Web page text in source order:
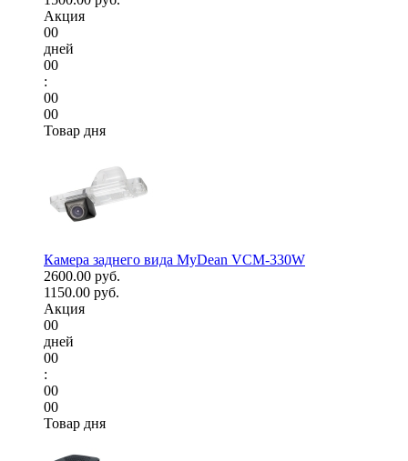
Акция
00
дней
00
:
00
00
Товар дня
Камера заднего вида MyDean VCM-330W
2600.00 руб.
1150.00 руб.
Акция
00
дней
00
:
00
00
Товар дня